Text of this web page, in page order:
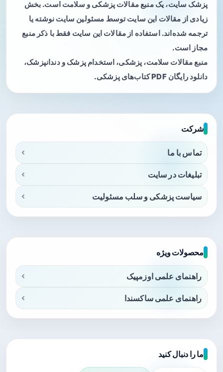
پزشک سایت، یک منبع مقالات پزشکی و سلامت است. بخش
زیادی از مقالات این سایت توسط مسئولین سایت نوشته یا
ترجمه شده‌اند. استفاده از مقالات این سایت فقط با ذکر منبع
مجاز است.
منبع مقالات سلامت، پزشکی، استخدام پزشک و دندانپزشک،
دانلود رایگان PDF کتاب‌های پزشکی.
شرکت
تماس با ما
تبلیغات در سایت
سیاست پزشکی و سلب مسئولیت
محصولات ویژه
راهنمای علمی اوزمپیک
راهنمای علمی ساکسندا
ما را دنبال کنید